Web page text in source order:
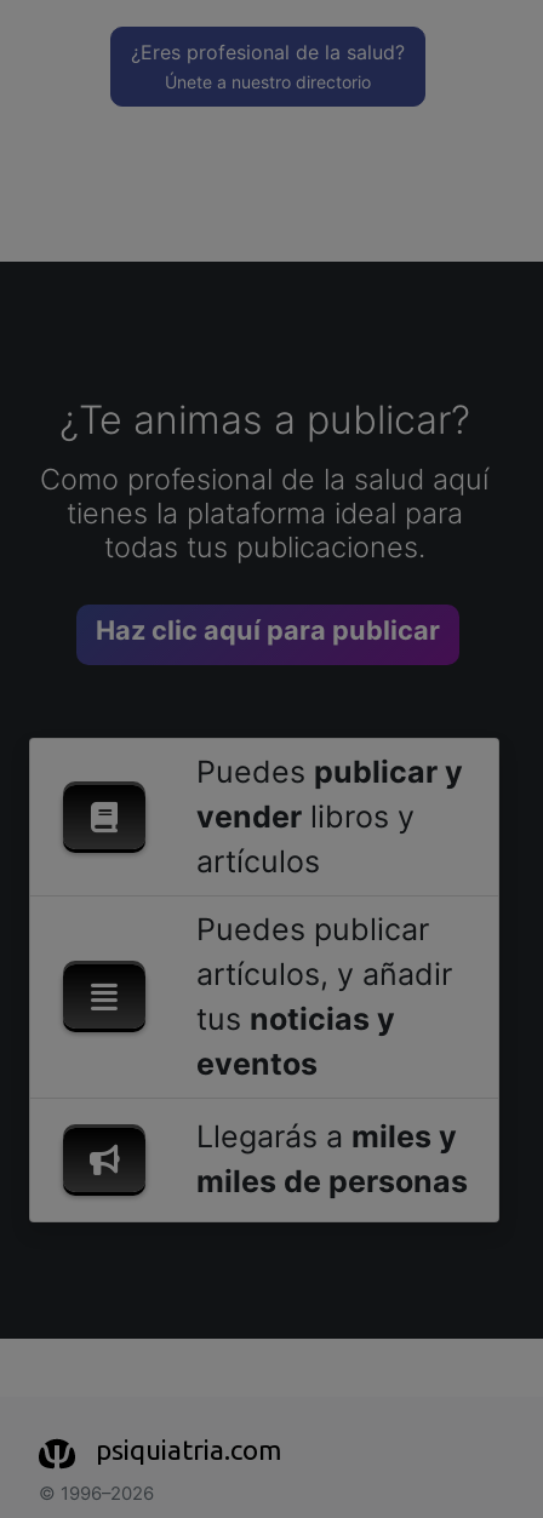
¿Eres profesional de la salud?
Únete a nuestro directorio
¿Te animas a publicar?
Como profesional de la salud aquí
tienes la plataforma ideal para
todas tus publicaciones.
Haz clic aquí para publicar
Puedes publicar y
vender libros y
artículos
Puedes publicar
artículos, y añadir
tus noticias y
eventos
Llegarás a miles y
miles de personas
psiquiatria.com
© 1996–2026